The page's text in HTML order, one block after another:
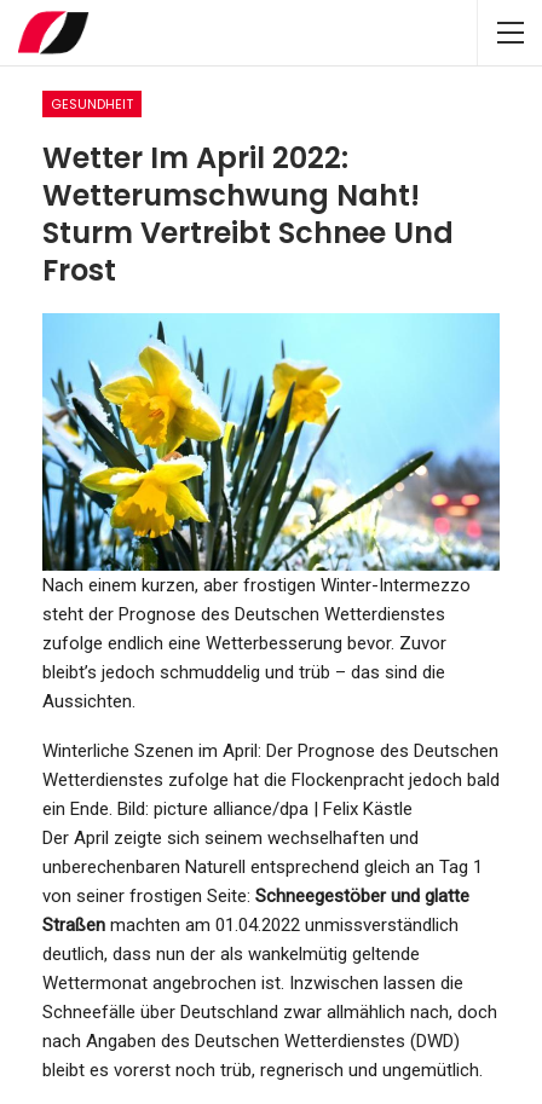
GESUNDHEIT
Wetter Im April 2022:
Wetterumschwung Naht!
Sturm Vertreibt Schnee Und
Frost
Nach einem kurzen, aber frostigen Winter-Intermezzo
steht der Prognose des Deutschen Wetterdienstes
zufolge endlich eine Wetterbesserung bevor. Zuvor
bleibt’s jedoch schmuddelig und trüb – das sind die
Aussichten.
Winterliche Szenen im April: Der Prognose des Deutschen
Wetterdienstes zufolge hat die Flockenpracht jedoch bald
ein Ende. Bild: picture alliance/dpa | Felix Kästle
Der April zeigte sich seinem wechselhaften und
unberechenbaren Naturell entsprechend gleich an Tag 1
von seiner frostigen Seite: Schneegestöber und glatte
Straßen machten am 01.04.2022 unmissverständlich
deutlich, dass nun der als wankelmütig geltende
Wettermonat angebrochen ist. Inzwischen lassen die
Schneefälle über Deutschland zwar allmählich nach, doch
nach Angaben des Deutschen Wetterdienstes (DWD)
bleibt es vorerst noch trüb, regnerisch und ungemütlich.